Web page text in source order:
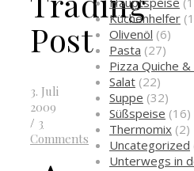
Post
3. Juli
2009
/ 3
Comments
Küchenhelfer
Olivenöl (6)
Pasta (27)
Pizza Quiche &
Salat (22)
Suppe (32)
Süßspeise (16)
Thermomix (2)
Uncategorized
Unterwegs in